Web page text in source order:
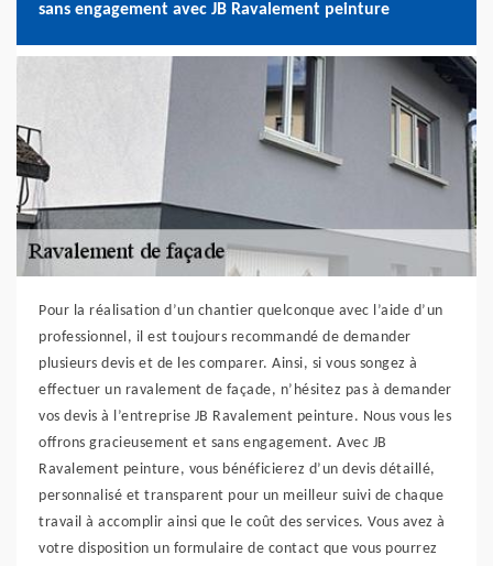
sans engagement avec JB Ravalement peinture
Pour la réalisation d’un chantier quelconque avec l’aide d’un
professionnel, il est toujours recommandé de demander
plusieurs devis et de les comparer. Ainsi, si vous songez à
effectuer un ravalement de façade, n’hésitez pas à demander
vos devis à l’entreprise JB Ravalement peinture. Nous vous les
offrons gracieusement et sans engagement. Avec JB
Ravalement peinture, vous bénéficierez d’un devis détaillé,
personnalisé et transparent pour un meilleur suivi de chaque
travail à accomplir ainsi que le coût des services. Vous avez à
votre disposition un formulaire de contact que vous pourrez